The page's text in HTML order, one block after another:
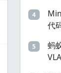
4
代
5
蚂